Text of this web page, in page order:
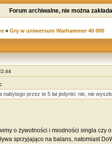
Forum archiwalne, nie można
» Gry w uniwersum Warhammer 40 000
nabytego przez te 5 lat jedynki: nie, nie
o żywotności i miodności singla czy
sprzyjająco na balans, natomiast